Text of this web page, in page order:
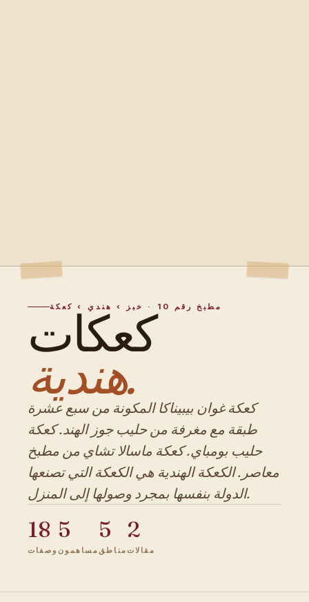
مطبخ رقم 10 · خبز › هندي › كعكة كعكات
هندية.
كعكة غوان بيبيناكا المكونة من سبع عشرة
طبقة مع مغرفة من حليب جوز الهند. كعكة
حليب بومباي. كعكة ماسالا تشاي من مطبخ
معاصر. الكعكة الهندية هي الكعكة التي تصنعها
الدولة بنفسها بمجرد وصولها إلى المنزل.
18
وصفات
5
مساهمون
5
مناطق
2
مقالات